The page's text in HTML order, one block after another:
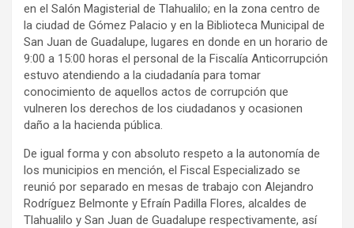
en el Salón Magisterial de Tlahualilo; en la zona centro de
la ciudad de Gómez Palacio y en la Biblioteca Municipal de
San Juan de Guadalupe, lugares en donde en un horario de
9:00 a 15:00 horas el personal de la Fiscalía Anticorrupción
estuvo atendiendo a la ciudadanía para tomar
conocimiento de aquellos actos de corrupción que
vulneren los derechos de los ciudadanos y ocasionen
daño a la hacienda pública.
De igual forma y con absoluto respeto a la autonomía de
los municipios en mención, el Fiscal Especializado se
reunió por separado en mesas de trabajo con Alejandro
Rodríguez Belmonte y Efraín Padilla Flores, alcaldes de
Tlahualilo y San Juan de Guadalupe respectivamente, así